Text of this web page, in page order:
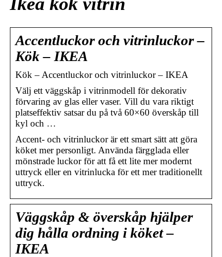
Accentluckor och vitrinluckor –
Kök – IKEA
Kök – Accentluckor och vitrinluckor – IKEA
Välj ett väggskåp i vitrinmodell för dekorativ
förvaring av glas eller vaser. Vill du vara riktigt
platseffektiv satsar du på två 60×60 överskåp till
kyl och …
Accent- och vitrinluckor är ett smart sätt att göra
köket mer personligt. Använda färgglada eller
mönstrade luckor för att få ett lite mer modernt
uttryck eller en vitrinlucka för ett mer traditionellt
uttryck.
Väggskåp & överskåp hjälper
dig hålla ordning i köket –
IKEA